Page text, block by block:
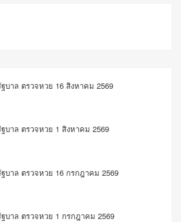
บาล ตรวจหวย 16 สิงหาคม 2569
บาล ตรวจหวย 1 สิงหาคม 2569
บาล ตรวจหวย 16 กรกฎาคม 2569
บาล ตรวจหวย 1 กรกฎาคม 2569